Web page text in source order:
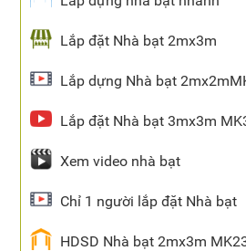
Lắp đặt Nhà bạt 2mx3m
Lắp dựng Nhà bạt
Lắp đặt Nhà bạt 3mx3m
Xem video nhà bạt
Chỉ 1 người lắp đặt Nhà bạt
HDSD Nhà bạt 2mx3m